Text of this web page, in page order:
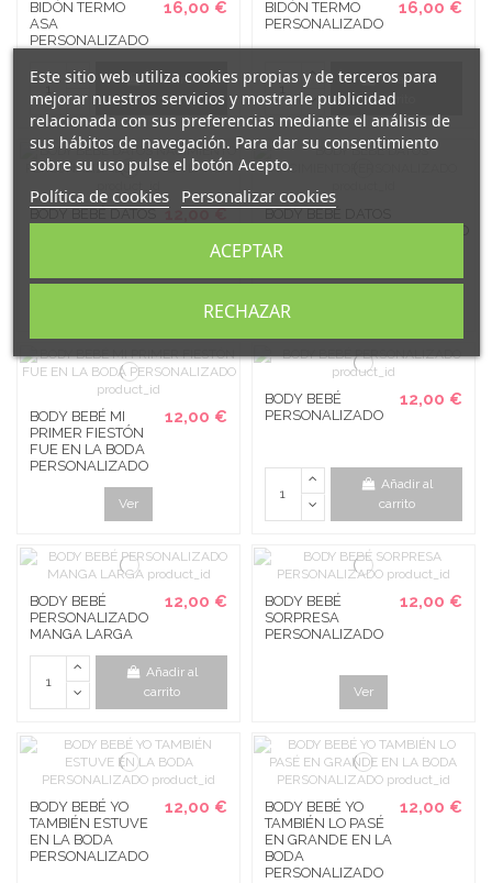
BIDÓN TERMO
ASA
PERSONALIZADO
16,00 €
Añadir al
carrito
BIDÓN TERMO
PERSONALIZADO
16,00 €
Añadir al
carrito
BODY BEBÉ DATOS 12,00 €
BODY BEBÉ DATOS
BODY BEBÉ MI
PRIMER FIESTÓN
FUE EN LA BODA
PERSONALIZADO
12,00 €
Ver
BODY BEBÉ
PERSONALIZADO
12,00 €
Añadir al
carrito
BODY BEBÉ
PERSONALIZADO
MANGA LARGA
12,00 €
Añadir al
carrito
BODY BEBÉ
SORPRESA
PERSONALIZADO
12,00 €
Ver
BODY BEBÉ YO
TAMBIÉN ESTUVE
EN LA BODA
PERSONALIZADO
12,00 €
BODY BEBÉ YO
TAMBIÉN LO PASÉ
EN GRANDE EN LA
BODA
PERSONALIZADO
12,00 €
Este sitio web utiliza cookies propias y de terceros para
mejorar nuestros servicios y mostrarle publicidad
relacionada con sus preferencias mediante el análisis de
sus hábitos de navegación. Para dar su consentimiento
sobre su uso pulse el botón Acepto.
Política de cookies Personalizar cookies
RECHAZAR
ACEPTAR